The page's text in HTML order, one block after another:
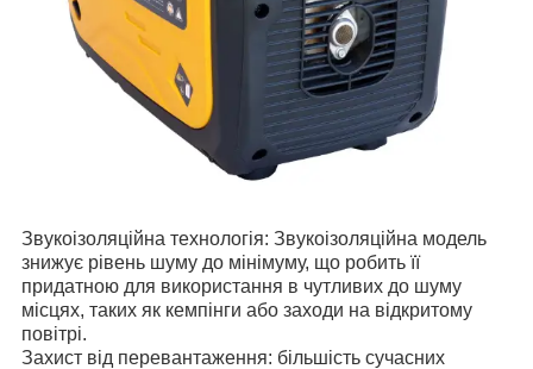
Звукоізоляційна технологія: Звукоізоляційна модель
знижує рівень шуму до мінімуму, що робить її
придатною для використання в чутливих до шуму
місцях, таких як кемпінги або заходи на відкритому
повітрі.
Захист від перевантаження: більшість сучасних